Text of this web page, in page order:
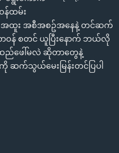
360p 480p
1080p
480p
1080p
န်ထမ်း
ပွဲ အထူး အစီအစဥ်အနေနဲ့ တင်ဆက်
ာဝန် စတင် ယူပြီးနောက် ဘယ်လို
ည်ဖေါ်မလဲ ဆိုတာတွေနဲ့
ဆက်သွယ်မေးမြန်းတင်ပြပါ